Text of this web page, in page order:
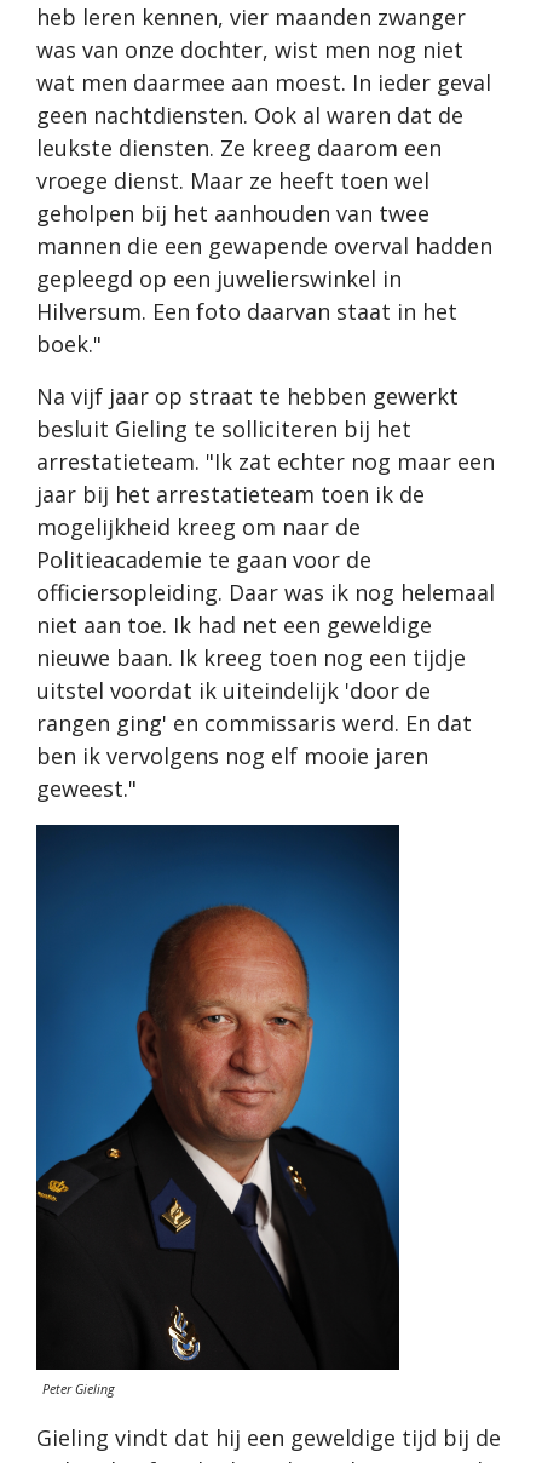
heb leren kennen, vier maanden zwanger
was van onze dochter, wist men nog niet
wat men daarmee aan moest. In ieder geval
geen nachtdiensten. Ook al waren dat de
leukste diensten. Ze kreeg daarom een
vroege dienst. Maar ze heeft toen wel
geholpen bij het aanhouden van twee
mannen die een gewapende overval hadden
gepleegd op een juwelierswinkel in
Hilversum. Een foto daarvan staat in het
boek."
Na vijf jaar op straat te hebben gewerkt
besluit Gieling te solliciteren bij het
arrestatieteam. "Ik zat echter nog maar een
jaar bij het arrestatieteam toen ik de
mogelijkheid kreeg om naar de
Politieacademie te gaan voor de
officiersopleiding. Daar was ik nog helemaal
niet aan toe. Ik had net een geweldige
nieuwe baan. Ik kreeg toen nog een tijdje
uitstel voordat ik uiteindelijk 'door de
rangen ging' en commissaris werd. En dat
ben ik vervolgens nog elf mooie jaren
geweest."
Peter Gieling
Gieling vindt dat hij een geweldige tijd bij de